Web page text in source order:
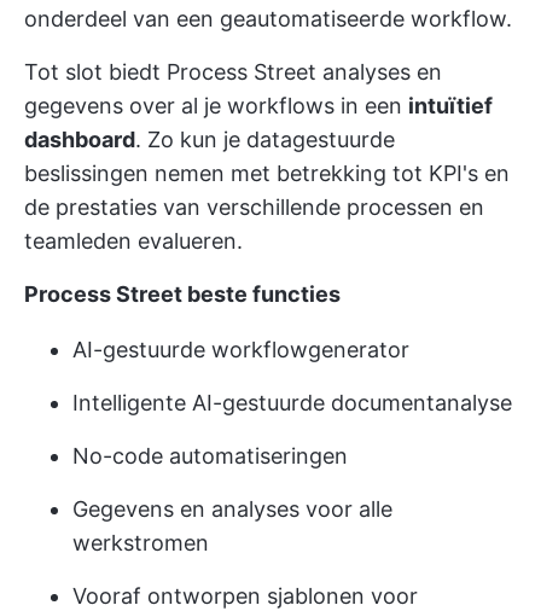
onderdeel van een geautomatiseerde workflow.
Tot slot biedt Process Street analyses en
gegevens over al je workflows in een intuïtief
dashboard. Zo kun je datagestuurde
beslissingen nemen met betrekking tot KPI's en
de prestaties van verschillende processen en
teamleden evalueren.
Process Street beste functies
AI-gestuurde workflowgenerator
Intelligente AI-gestuurde documentanalyse
No-code automatiseringen
Gegevens en analyses voor alle
werkstromen
Vooraf ontworpen sjablonen voor